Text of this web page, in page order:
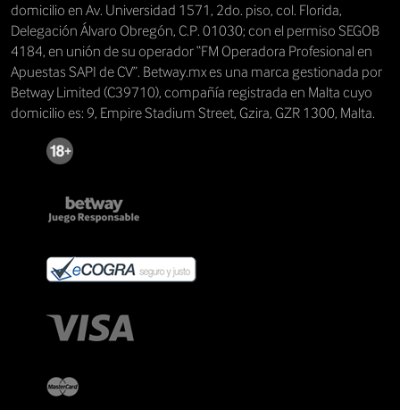
domicilio en Av. Universidad 1571, 2do. piso, col. Florida,
Delegación Álvaro Obregón, C.P. 01030; con el permiso SEGOB
4184, en unión de su operador “FM Operadora Profesional en
Apuestas SAPI de CV”. Betway.mx es una marca gestionada por
Betway Limited (C39710), compañía registrada en Malta cuyo
domicilio es: 9, Empire Stadium Street, Gzira, GZR 1300, Malta.